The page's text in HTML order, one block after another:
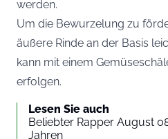
werden.
Um die Bewurzelung zu
äußere Rinde an der Basis
kann mit einem
erfolgen.
Lesen Sie auch
Beliebter Rapper August
Jahren